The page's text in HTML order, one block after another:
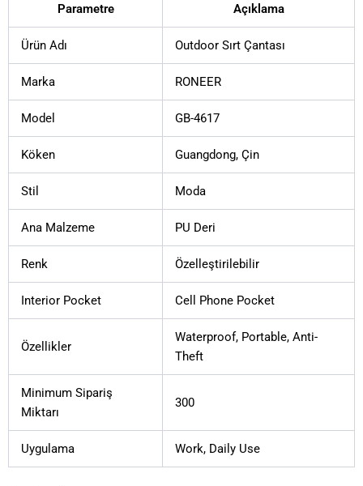
Parametre Açıklama
Ürün Adı Outdoor Sırt Çantası
Marka RONEER
Model GB-4617
Köken Guangdong, Çin
Stil Moda
Ana Malzeme PU Deri
Renk Özelleştirilebilir
Interior Pocket Cell Phone Pocket
Özellikler
Waterproof, Portable, Anti-
Theft
Minimum Sipariş
Miktarı
300
Uygulama Work, Daily Use